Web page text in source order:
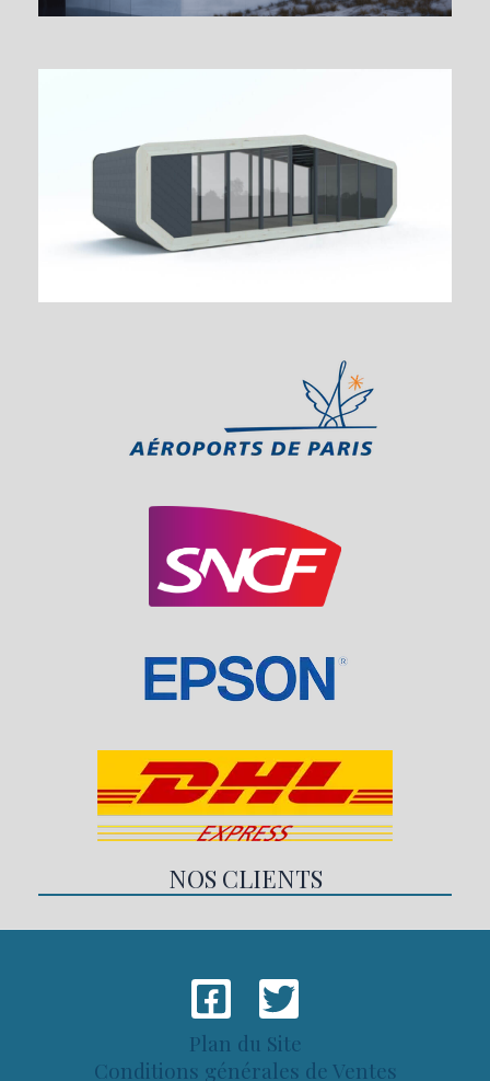
NOS CLIENTS
Plan du Site
Conditions générales de Ventes